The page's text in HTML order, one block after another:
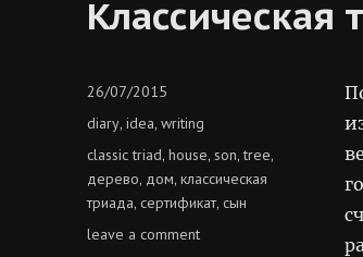
Классическая
Posted
26/07/2015
Categories
diary,idea,writing
Tags
classic triad,house, son,tree,
дерево, дом,классическая
триада,сертификат,сын
leave a commenton